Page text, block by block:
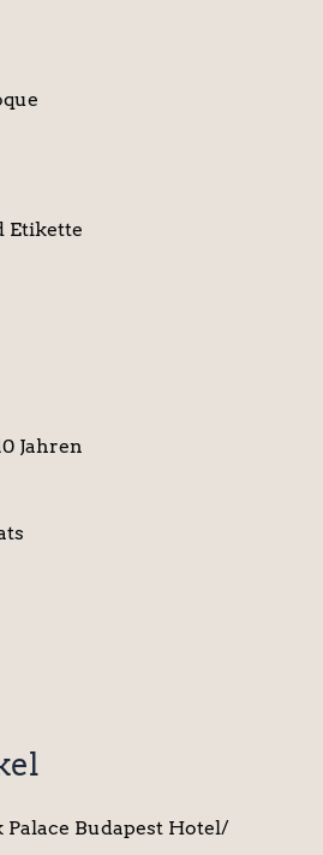
Etikette
Jahren
Budapest Hotel/